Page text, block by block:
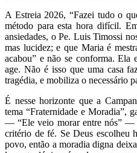
A Estreia 2026, “Fazei tudo o
método para esta hora difícil.
ansiedades, o Pe. Luis Timossi
mas lucidez; e que Maria é
acabou” e não se conforma. Ela
age. Não é isso que uma casa
tragédia, e mobiliza o necessário
É nesse horizonte que a
tema “Fraternidade e Moradia”,
— “Ele veio morar entre nós” —
critério de fé. Se Deus escolheu
povo, então a moradia digna